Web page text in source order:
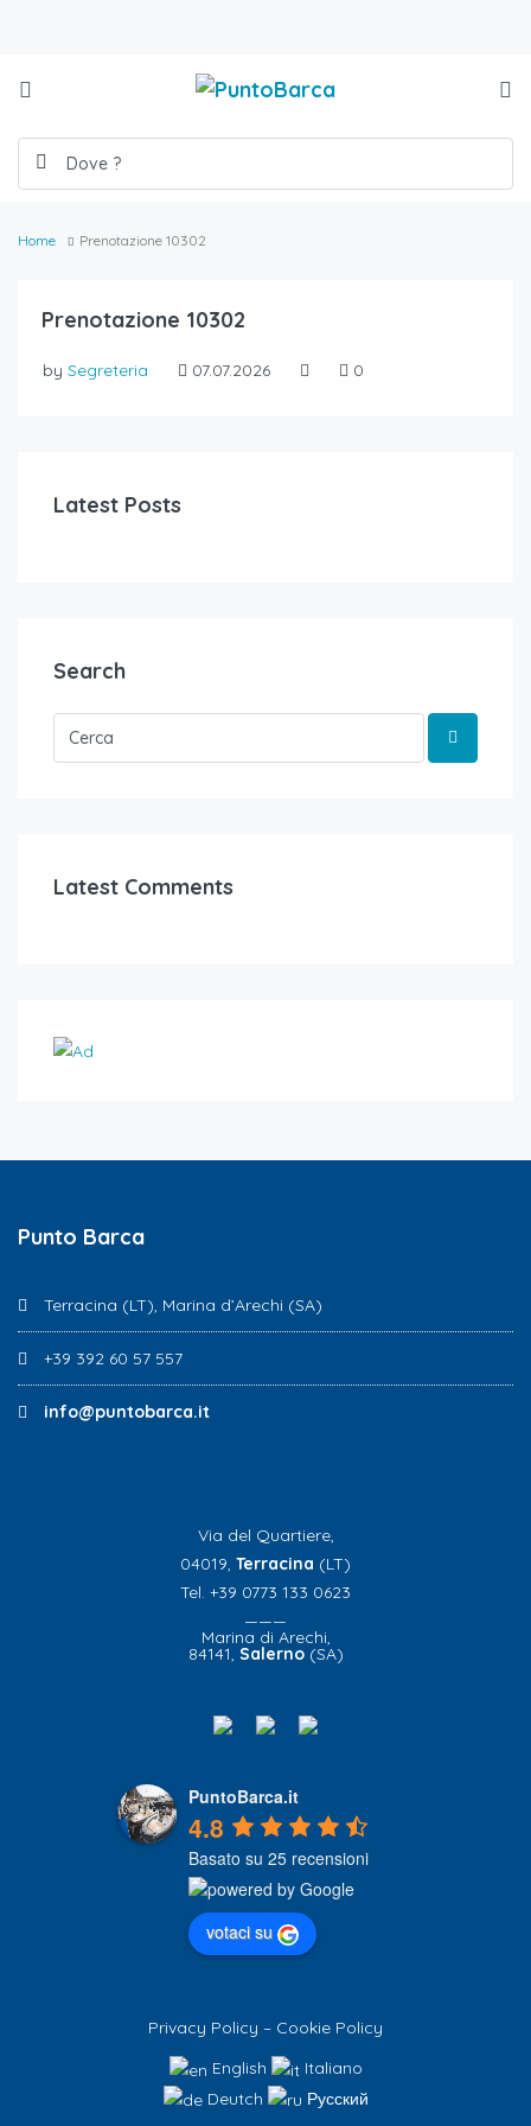
Home Prenotazione 10302
Prenotazione 10302
by Segreteria 07.07.2026 0
Latest Posts
Search
Latest Comments
Punto Barca
Terracina (LT), Marina d’Arechi (SA)
+39 392 60 57 557
info@puntobarca.it
Via del Quartiere,
04019, Terracina (LT)
Tel. +39 0773 133 0623
———
Marina di Arechi,
84141, Salerno(SA)
PuntoBarca.it
4.8
Basato su 25 recensioni
votaci su
Privacy Policy – Cookie Policy
English
Italiano
Deutch
Русский